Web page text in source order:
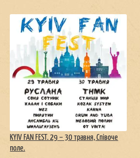
KYIV FAN FEST. 29 – 30 травня, Співоче
поле.